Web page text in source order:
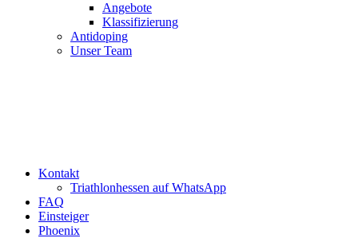
Angebote
Klassifizierung
Antidoping
Unser Team
Kontakt
Triathlonhessen auf WhatsApp
FAQ
Einsteiger
Phoenix